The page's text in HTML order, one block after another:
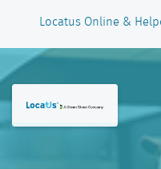
Locatus Online &